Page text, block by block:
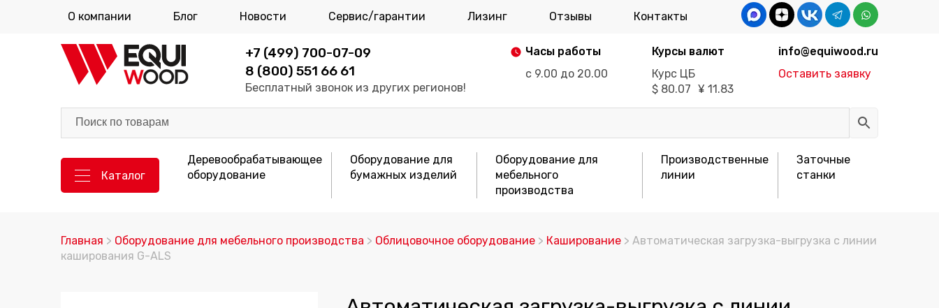
О компании Блог Новости Сервис/гарантии Лизинг Отзывы Контакты
+7 (499) 700-07-09
8 (800) 551 66 61
Бесплатный звонок из других регионов!
Часы работы
с 9.00 до 20.00
Курсы валют
Курс ЦБ
$ 80.07 ¥ 11.83
info@equiwood.ru
Оставить заявку
Каталог
Деревообрабатывающее
оборудование
Оборудование для
бумажных изделий
Оборудование для
мебельного
производства
Производственные
линии
Заточные
станки
Главная > Оборудование для мебельного производства > Облицовочное оборудование > Каширование > Автоматическая загрузка-выгрузка с линии
каширования G-ALS